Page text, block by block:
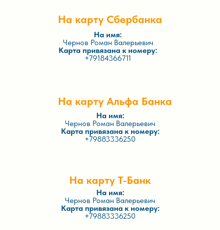
На карту Сбербанка
На карту Альфа Банка
На карту Т-Банк
На имя:
Чернов Роман Валерьевич
Карта привязана к номеру:
+79184366711
На имя:
Чернов Роман Валерьевич
Карта привязана к номеру:
+79883336250
На имя:
Чернов Роман Валерьевич
Карта привязана к номеру:
+79883336250